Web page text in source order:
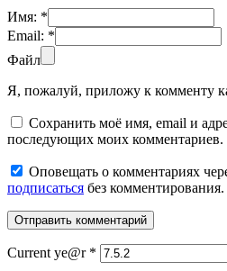
Имя: *
Email: *
Файл
Я, пожалуй, приложу к комменту
Сохранить моё имя, email и
последующих моих комментариев.
Оповещать о комментариях
подписаться без комментирования.
Current ye@r *